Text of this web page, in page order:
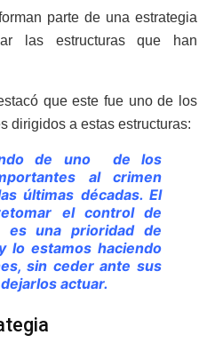
parte de una estrategia
las estructuras que han
que este fue uno de los
dirigidos a estas estructuras:
de uno de los
al crimen
últimas décadas. El
el control de
es una prioridad de
lo estamos haciendo
sin ceder ante sus
actuar.